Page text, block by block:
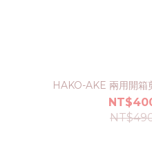
HAKO-AKE 兩用開箱